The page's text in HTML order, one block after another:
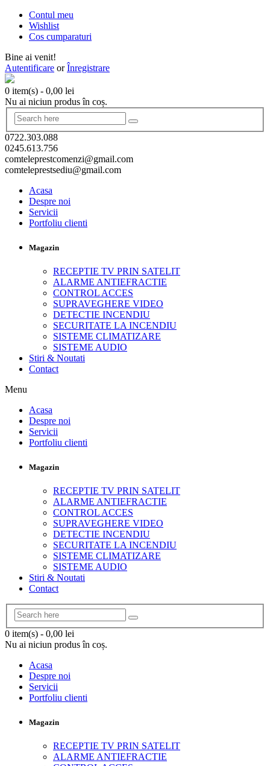
Contul meu
Wishlist
Cos cumparaturi
Bine ai venit!
Autentificare orÎnregistrare
0 item(s) - 0,00 lei
Nu ai niciun produs în coș.
0722.303.088
0245.613.756
comteleprestcomenzi@gmail.com
comteleprestsediu@gmail.com
Acasa
Despre noi
Servicii
Portfoliu clienti
Magazin
RECEPTIE TV PRIN SATELIT
ALARME ANTIEFRACTIE
CONTROL ACCES
SUPRAVEGHERE VIDEO
DETECTIE INCENDIU
SECURITATE LA INCENDIU
SISTEME CLIMATIZARE
SISTEME AUDIO
Stiri & Noutati
Contact
Menu
Acasa
Despre noi
Servicii
Portfoliu clienti
Magazin
RECEPTIE TV PRIN SATELIT
ALARME ANTIEFRACTIE
CONTROL ACCES
SUPRAVEGHERE VIDEO
DETECTIE INCENDIU
SECURITATE LA INCENDIU
SISTEME CLIMATIZARE
SISTEME AUDIO
Stiri & Noutati
Contact
0 item(s) - 0,00 lei
Nu ai niciun produs în coș.
Acasa
Despre noi
Servicii
Portfoliu clienti
Magazin
RECEPTIE TV PRIN SATELIT
ALARME ANTIEFRACTIE